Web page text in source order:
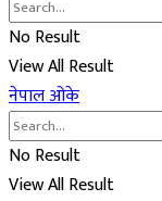
No Result
View All Result
नेपाल ओके
No Result
View All Result